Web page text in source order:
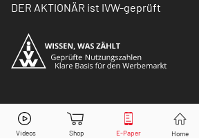
Siemens Aktie jetzt handeln?
DER AKTIONÄR ist IVW-geprüft
© Copyright 2026 Börsenmedien